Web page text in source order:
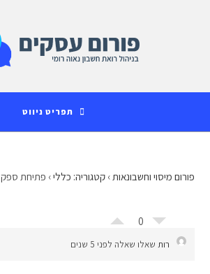
תפריט ניווט
פורום מיסוי וחשבונאות›קטגוריה: כללי› פתיחת ספק
0
רות שאלו שאלה לפני 5 שנים